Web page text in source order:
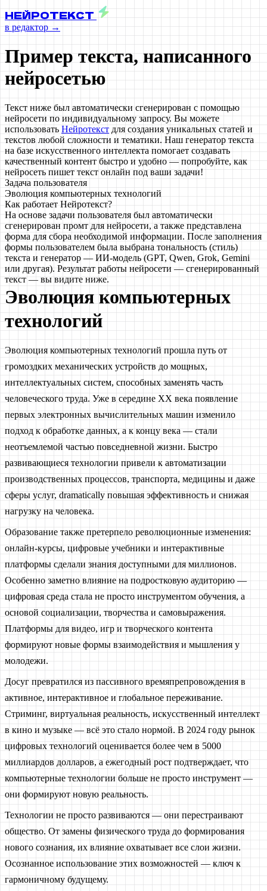
НЕЙРОТЕКСТ
в редактор →
Пример текста, написанного
нейросетью
Текст ниже был автоматически сгенерирован с помощью
нейросети по индивидуальному запросу. Вы можете
использовать Нейротекст для создания уникальных статей и
текстов любой сложности и тематики. Наш генератор текста
на базе искусственного интеллекта помогает создавать
качественный контент быстро и удобно — попробуйте, как
нейросеть пишет текст онлайн под ваши задачи!
Задача пользователя
Эволюция компьютерных технологий
Как работает Нейротекст?
На основе задачи пользователя был автоматически
сгенерирован промт для нейросети, а также представлена
форма для сбора необходимой информации. После заполнения
формы пользователем была выбрана тональность (стиль)
текста и генератор — ИИ-модель (GPT, Qwen, Grok, Gemini
или другая). Результат работы нейросети — сгенерированный
текст — вы видите ниже.
Эволюция компьютерных
технологий
Эволюция компьютерных технологий прошла путь от
громоздких механических устройств до мощных,
интеллектуальных систем, способных заменять часть
человеческого труда. Уже в середине XX века появление
первых электронных вычислительных машин изменило
подход к обработке данных, а к концу века — стали
неотъемлемой частью повседневной жизни. Быстро
развивающиеся технологии привели к автоматизации
производственных процессов, транспорта, медицины и даже
сферы услуг, dramatically повышая эффективность и снижая
нагрузку на человека.
Образование также претерпело революционные изменения:
онлайн-курсы, цифровые учебники и интерактивные
платформы сделали знания доступными для миллионов.
Особенно заметно влияние на подростковую аудиторию —
цифровая среда стала не просто инструментом обучения, а
основой социализации, творчества и самовыражения.
Платформы для видео, игр и творческого контента
формируют новые формы взаимодействия и мышления у
молодежи.
Досуг превратился из пассивного времяпрепровождения в
активное, интерактивное и глобальное переживание.
Стриминг, виртуальная реальность, искусственный интеллект
в кино и музыке — всё это стало нормой. В 2024 году рынок
цифровых технологий оценивается более чем в 5000
миллиардов долларов, а ежегодный рост подтверждает, что
компьютерные технологии больше не просто инструмент —
они формируют новую реальность.
Технологии не просто развиваются — они перестраивают
общество. От замены физического труда до формирования
нового сознания, их влияние охватывает все слои жизни.
Осознанное использование этих возможностей — ключ к
гармоничному будущему.